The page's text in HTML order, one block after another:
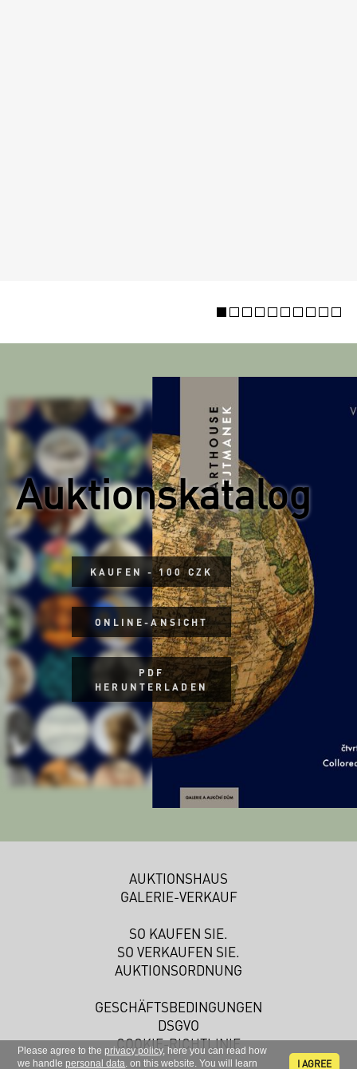
Please agree to theprivacy policy, here you can read how
we handlepersonal data. on this website. You will learn
I AGREE
Auktionskatalog
KAUFEN - 100 CZK
ONLINE-ANSICHT
PDF
HERUNTERLADEN
AUKTIONSHAUS
GALERIE-VERKAUF
SO KAUFEN SIE.
SO VERKAUFEN SIE.
AUKTIONSORDNUNG
GESCHÄFTSBEDINGUNGEN
DSGVO
COOKIE-RICHTLINIE